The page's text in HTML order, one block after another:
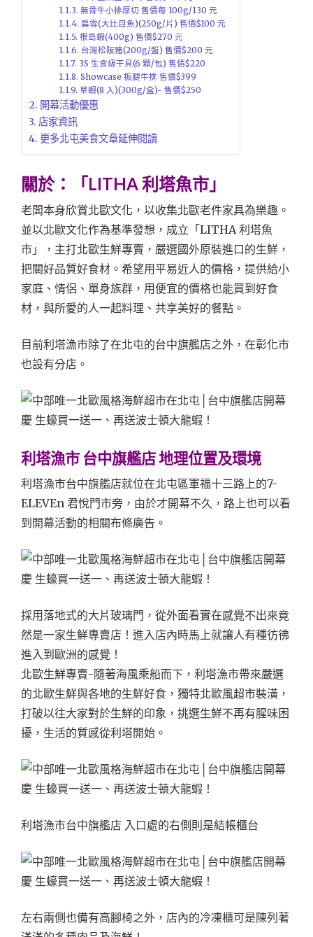
無骨牛小排厚切 售價每 100g/130 元
扁雪(大比目魚)(250g/片) 售價$100 元
根島蝦(400g) 售價$270 元
台灣松阪豬(200g/盤) 售價$200 元
3S 生食級干貝(6 顆/包) 售價$220
Showcase 板腱牛排 售價$399
草蝦(8 入)(300g/盒)- 售價$250
開幕活動優惠
店家資訊
更多北屯美食文章延伸閱讀
關於：「LITHA 利塔魚市」
老闆本身欣賞北歐文化，以收集北歐老件家具為樂趣。
並以北歐文化作為基準發想，成立「LITHA 利塔魚
市」，主打北歐生鮮專賣，嚴選國外原裝進口的生鮮，
把關好品質好食材。希望用平易近人的價格，提供給小
家庭、情侶、單身族群，用便宜的價格也能買到好食
材，與所愛的人一起料理、共享美好的餐點。
目前利塔漁市除了在北屯的台中旗艦店之外，在彰化市
也設有分店。
利塔漁市 台中旗艦店 地理位置及環境
利塔漁市台中旗艦店就位在北屯區軍福十三路上的7-
ELEVEn 君悅門市旁，由於才開幕不久，路上也可以看
到開幕活動的相關布條廣告。
採用落地式的大片玻璃門，從外面看實在感覺不出來竟
然是一家生鮮專賣店！進入店內時馬上就讓人有種彷彿
進入到歐洲的感覺！
北歐生鮮專賣-隨著海風乘船而下，利塔漁市帶來嚴選
的北歐生鮮與各地的生鮮好食，獨特北歐風超市裝潢，
打破以往大家對於生鮮的印象，挑選生鮮不再有腥味困
擾，生活的質感從利塔開始。
利塔漁市台中旗艦店 入口處的右側則是結帳櫃台
左右兩側也備有高腳椅之外，店內的冷凍櫃可是陳列著